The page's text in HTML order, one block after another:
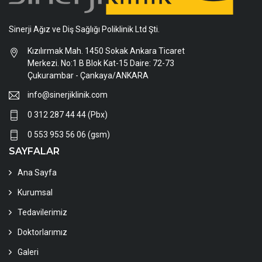
Sinerji Ağız ve Diş Sağlığı Poliklinik Ltd Şti.
Kızılırmak Mah. 1450 Sokak Ankara Ticaret
Merkezi. No:1 B Blok Kat-15 Daire: 72-73
Çukurambar - Çankaya/ANKARA
info@sinerjiklinik.com
0 312 287 44 44 (Pbx)
0 553 953 56 06 (gsm)
SAYFALAR
Ana Sayfa
Kurumsal
Tedavilerimiz
Doktorlarımız
Galeri